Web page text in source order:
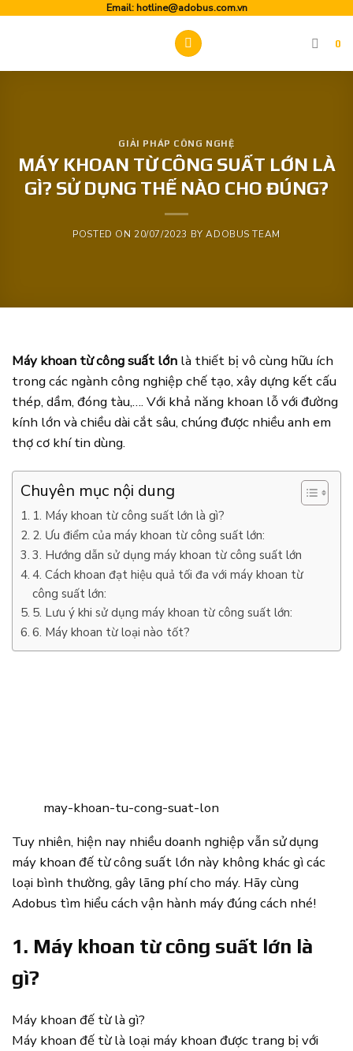
Email: hotline@adobus.com.vn
0
GIẢI PHÁP CÔNG NGHỆ
MÁY KHOAN TỪ CÔNG SUẤT LỚN LÀ
GÌ? SỬ DỤNG THẾ NÀO CHO ĐÚNG?
POSTED ON 20/07/2023 BYADOBUS TEAM
Máy khoan từ công suất lớn là thiết bị vô cùng hữu ích
trong các ngành công nghiệp chế tạo, xây dựng kết cấu
thép, dầm, đóng tàu,…. Với khả năng khoan lỗ với đường
kính lớn và chiều dài cắt sâu, chúng được nhiều anh em
thợ cơ khí tin dùng.
Chuyên mục nội dung
1. Máy khoan từ công suất lớn là gì?
2. Ưu điểm của máy khoan từ công suất lớn:
3. Hướng dẫn sử dụng máy khoan từ công suất lớn
4. Cách khoan đạt hiệu quả tối đa với máy khoan từ
công suất lớn:
5. Lưu ý khi sử dụng máy khoan từ công suất lớn:
6. Máy khoan từ loại nào tốt?
may-khoan-tu-cong-suat-lon
Tuy nhiên, hiện nay nhiều doanh nghiệp vẫn sử dụng
máy khoan đế từ công suất lớn này không khác gì các
loại bình thường, gây lãng phí cho máy. Hãy cùng
Adobus tìm hiểu cách vận hành máy đúng cách nhé!
1. Máy khoan từ công suất lớn là
gì?
Máy khoan đế từ là gì?
Máy khoan đế từ là loại máy khoan được trang bị với